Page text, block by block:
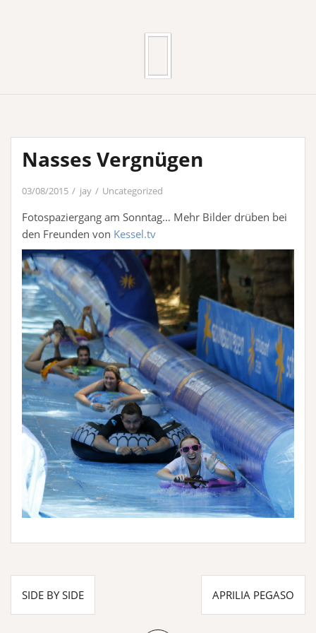
Nasses Vergnügen
03/08/2015 jay Uncategorized
Fotospaziergang am Sonntag… Mehr Bilder drüben bei
den Freunden von Kessel.tv
Beitragsnavigation
SIDE BY SIDE APRILIA PEGASO